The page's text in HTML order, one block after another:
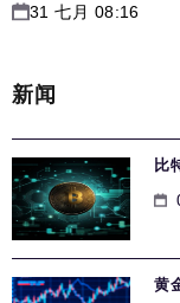
31 七月 08:16
新闻
比
黄